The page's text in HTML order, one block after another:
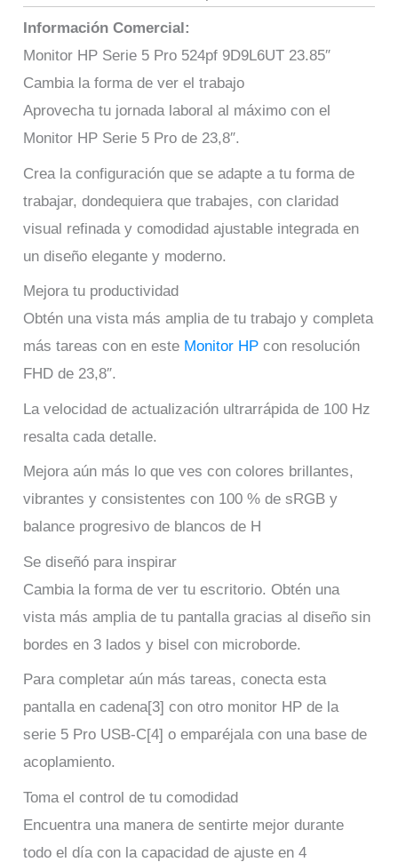
Información Comercial:
Monitor HP Serie 5 Pro 524pf 9D9L6UT 23.85″
Cambia la forma de ver el trabajo
Aprovecha tu jornada laboral al máximo con el
Monitor HP Serie 5 Pro de 23,8″.
Crea la configuración que se adapte a tu forma de
trabajar, dondequiera que trabajes, con claridad
visual refinada y comodidad ajustable integrada en
un diseño elegante y moderno.
Mejora tu productividad
Obtén una vista más amplia de tu trabajo y completa
más tareas con en este Monitor HP con resolución
FHD de 23,8″.
La velocidad de actualización ultrarrápida de 100 Hz
resalta cada detalle.
Mejora aún más lo que ves con colores brillantes,
vibrantes y consistentes con 100 % de sRGB y
balance progresivo de blancos de H
Se diseñó para inspirar
Cambia la forma de ver tu escritorio. Obtén una
vista más amplia de tu pantalla gracias al diseño sin
bordes en 3 lados y bisel con microborde.
Para completar aún más tareas, conecta esta
pantalla en cadena[3] con otro monitor HP de la
serie 5 Pro USB-C[4] o emparéjala con una base de
acoplamiento.
Toma el control de tu comodidad
Encuentra una manera de sentirte mejor durante
todo el día con la capacidad de ajuste en 4